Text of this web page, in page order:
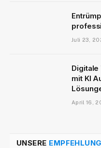
Juli 23,
Digitale
mit KI
April 16,
UNSERE